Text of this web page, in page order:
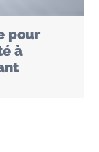
pour
à